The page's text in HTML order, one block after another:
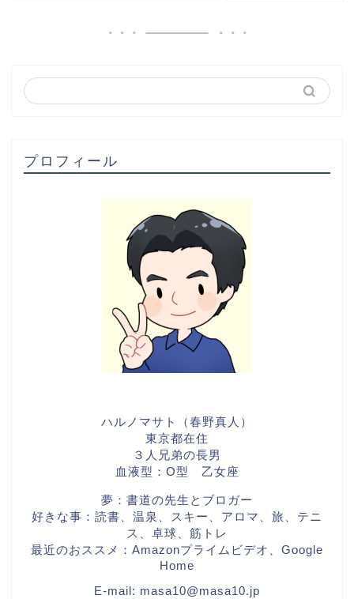
プロフィール
ハルノマサト（春野真人）
東京都在住
３人兄弟の長男
血液型：O型 乙女座
夢：書道の先生とブロガー
好きな事：読書、温泉、スキー、アロマ、旅、テニ
ス、卓球、筋トレ
最近のおススメ：Amazonプライムビデオ、Google
Home
E-mail: masa10@masa10.jp